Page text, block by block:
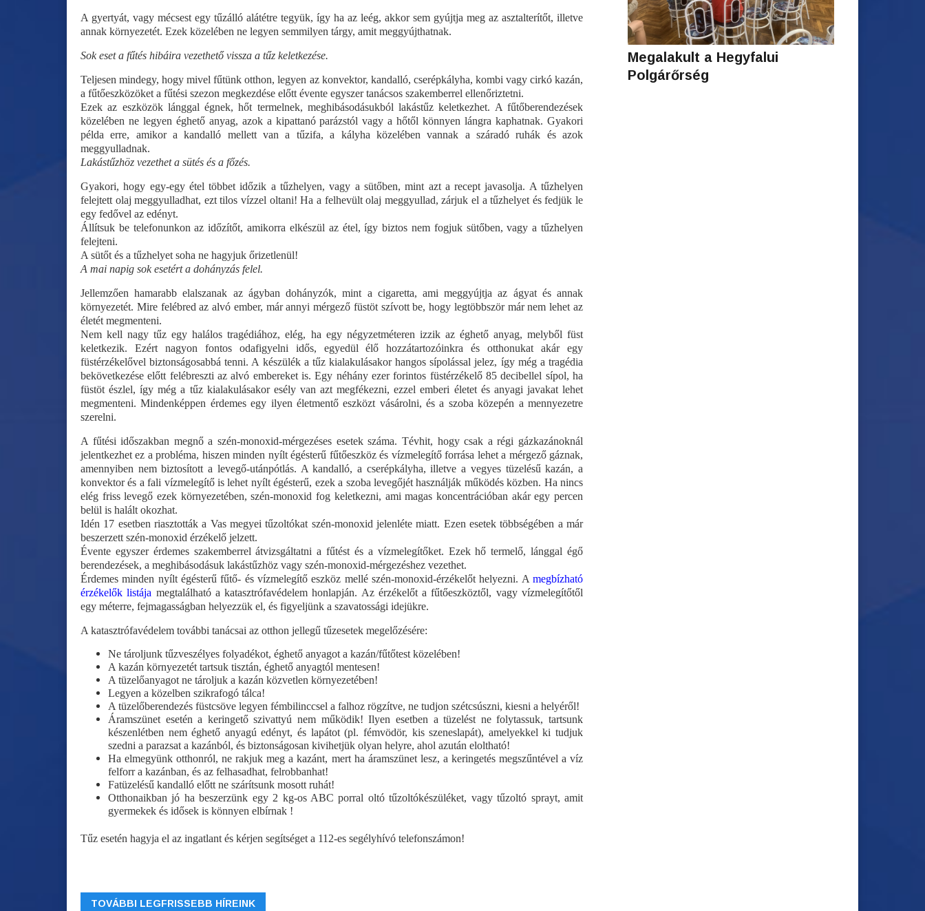
A gyertyát, vagy mécsest egy tűzálló alátétre tegyük, így ha az leég, akkor sem gyújtja meg az asztalterítőt, illetve
annak környezetét. Ezek közelében ne legyen semmilyen tárgy, amit meggyújthatnak.
Sok eset a fűtés hibáira vezethető vissza a tűz keletkezése.
Teljesen mindegy, hogy mivel fűtünk otthon, legyen az konvektor, kandalló, cserépkályha, kombi vagy cirkó kazán,
a fűtőeszközöket a fűtési szezon megkezdése előtt évente egyszer tanácsos szakemberrel ellenőriztetni.
Ezek az eszközök lánggal égnek, hőt termelnek, meghibásodásukból lakástűz keletkezhet. A fűtőberendezések
közelében ne legyen éghető anyag, azok a kipattanó parázstól vagy a hőtől könnyen lángra kaphatnak. Gyakori
példa erre, amikor a kandalló mellett van a tűzifa, a kályha közelében vannak a száradó ruhák és azok
meggyulladnak.
Lakástűzhöz vezethet a sütés és a főzés.
Gyakori, hogy egy-egy étel többet időzik a tűzhelyen, vagy a sütőben, mint azt a recept javasolja. A tűzhelyen
felejtett olaj meggyulladhat, ezt tilos vízzel oltani! Ha a felhevült olaj meggyullad, zárjuk el a tűzhelyet és fedjük le
egy fedővel az edényt.
Állítsuk be telefonunkon az időzítőt, amikorra elkészül az étel, így biztos nem fogjuk sütőben, vagy a tűzhelyen
felejteni.
A sütőt és a tűzhelyet soha ne hagyjuk őrizetlenül!
A mai napig sok esetért a dohányzás felel.
Jellemzően hamarabb elalszanak az ágyban dohányzók, mint a cigaretta, ami meggyújtja az ágyat és annak
környezetét. Mire felébred az alvó ember, már annyi mérgező füstöt szívott be, hogy legtöbbször már nem lehet az
életét megmenteni.
Nem kell nagy tűz egy halálos tragédiához, elég, ha egy négyzetméteren izzik az éghető anyag, melyből füst
keletkezik. Ezért nagyon fontos odafigyelni idős, egyedül élő hozzátartozóinkra és otthonukat akár egy
füstérzékelővel biztonságosabbá tenni. A készülék a tűz kialakulásakor hangos sípolással jelez, így még a tragédia
bekövetkezése előtt felébreszti az alvó embereket is. Egy néhány ezer forintos füstérzékelő 85 decibellel sípol, ha
füstöt észlel, így még a tűz kialakulásakor esély van azt megfékezni, ezzel emberi életet és anyagi javakat lehet
megmenteni. Mindenképpen érdemes egy ilyen életmentő eszközt vásárolni, és a szoba közepén a mennyezetre
szerelni.
A fűtési időszakban megnő a szén-monoxid-mérgezéses esetek száma. Tévhit, hogy csak a régi gázkazánoknál
jelentkezhet ez a probléma, hiszen minden nyílt égésterű fűtőeszköz és vízmelegítő forrása lehet a mérgező gáznak,
amennyiben nem biztosított a levegő-utánpótlás. A kandalló, a cserépkályha, illetve a vegyes tüzelésű kazán, a
konvektor és a fali vízmelegítő is lehet nyílt égésterű, ezek a szoba levegőjét használják működés közben. Ha nincs
elég friss levegő ezek környezetében, szén-monoxid fog keletkezni, ami magas koncentrációban akár egy percen
belül is halált okozhat.
Idén 17 esetben riasztották a Vas megyei tűzoltókat szén-monoxid jelenléte miatt. Ezen esetek többségében a már
beszerzett szén-monoxid érzékelő jelzett.
Évente egyszer érdemes szakemberrel átvizsgáltatni a fűtést és a vízmelegítőket. Ezek hő termelő, lánggal égő
berendezések, a meghibásodásuk lakástűzhöz vagy szén-monoxid-mérgezéshez vezethet.
Érdemes minden nyílt égésterű fűtő- és vízmelegítő eszköz mellé szén-monoxid-érzékelőt helyezni. A megbízható
érzékelők listája megtalálható a katasztrófavédelem honlapján. Az érzékelőt a fűtőeszköztől, vagy vízmelegítőtől
egy méterre, fejmagasságban helyezzük el, és figyeljünk a szavatossági idejükre.
A katasztrófavédelem további tanácsai az otthon jellegű tűzesetek megelőzésére:
Ne tároljunk tűzveszélyes folyadékot, éghető anyagot a kazán/fűtőtest közelében!
A kazán környezetét tartsuk tisztán, éghető anyagtól mentesen!
A tüzelőanyagot ne tároljuk a kazán közvetlen környezetében!
Legyen a közelben szikrafogó tálca!
A tüzelőberendezés füstcsöve legyen fémbilinccsel a falhoz rögzítve, ne tudjon szétcsúszni, kiesni a helyéről!
Áramszünet esetén a keringető szivattyú nem működik! Ilyen esetben a tüzelést ne folytassuk, tartsunk
készenlétben nem éghető anyagú edényt, és lapátot (pl. fémvödör, kis szeneslapát), amelyekkel ki tudjuk
szedni a parazsat a kazánból, és biztonságosan kivihetjük olyan helyre, ahol azután eloltható!
Ha elmegyünk otthonról, ne rakjuk meg a kazánt, mert ha áramszünet lesz, a keringetés megszűntével a víz
felforr a kazánban, és az felhasadhat, felrobbanhat!
Fatüzelésű kandalló előtt ne szárítsunk mosott ruhát!
Otthonaikban jó ha beszerzünk egy 2 kg-os ABC porral oltó tűzoltókészüléket, vagy tűzoltó sprayt, amit
gyermekek és idősek is könnyen elbírnak !
Tűz esetén hagyja el az ingatlant és kérjen segítséget a 112-es segélyhívó telefonszámon!
Megalakult a Hegyfalui
Polgárőrség
TOVÁBBI LEGFRISSEBB HÍREINK